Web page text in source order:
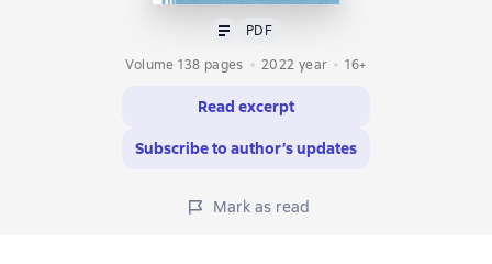
Text PDF
PDF
Volume 138 pages
2022 year 16+
Read excerpt
Subscribe to author’s updates
Mark as read